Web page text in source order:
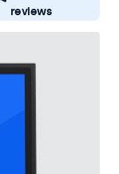
reviews